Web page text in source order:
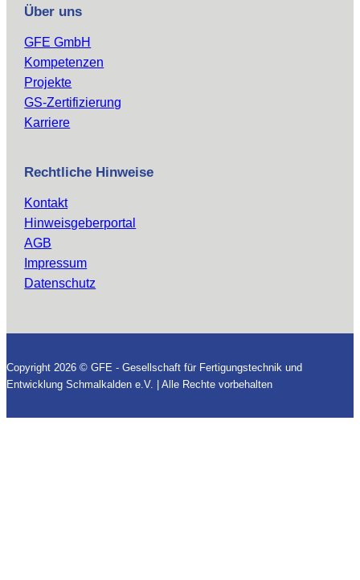
Über uns
GFE GmbH
Kompetenzen
Projekte
GS-Zertifizierung
Karriere
Rechtliche Hinweise
Kontakt
Hinweisgeberportal
AGB
Impressum
Datenschutz
Copyright 2026 © GFE - Gesellschaft für Fertigungstechnik und
Entwicklung Schmalkalden e.V. | Alle Rechte vorbehalten